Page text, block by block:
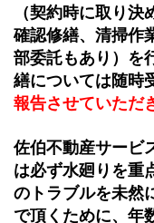
（契約時に取り
確認修繕、清掃作
部委託もあり）を
繕については随時
報告させていただ
佐伯不動産サービ
は必ず水廻りを重
のトラブルを未然
で頂くために、年